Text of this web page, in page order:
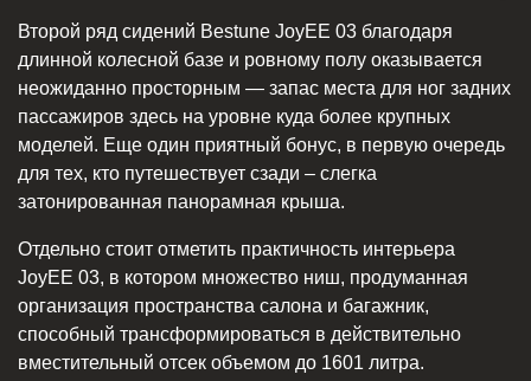
Второй ряд сидений Bestune JoyEE 03 благодаря
длинной колесной базе и ровному полу оказывается
неожиданно просторным — запас места для ног задних
пассажиров здесь на уровне куда более крупных
моделей. Еще один приятный бонус, в первую очередь
для тех, кто путешествует сзади – слегка
затонированная панорамная крыша.
Отдельно стоит отметить практичность интерьера
JoyEE 03, в котором множество ниш, продуманная
организация пространства салона и багажник,
способный трансформироваться в действительно
вместительный отсек объемом до 1601 литра.